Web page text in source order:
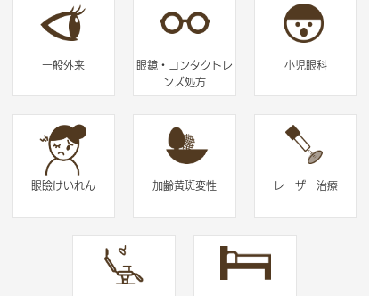
一般外来
眼鏡・コンタクトレ
ンズ処方
小児眼科
眼瞼けいれん 加齢黄斑変性 レーザー治療